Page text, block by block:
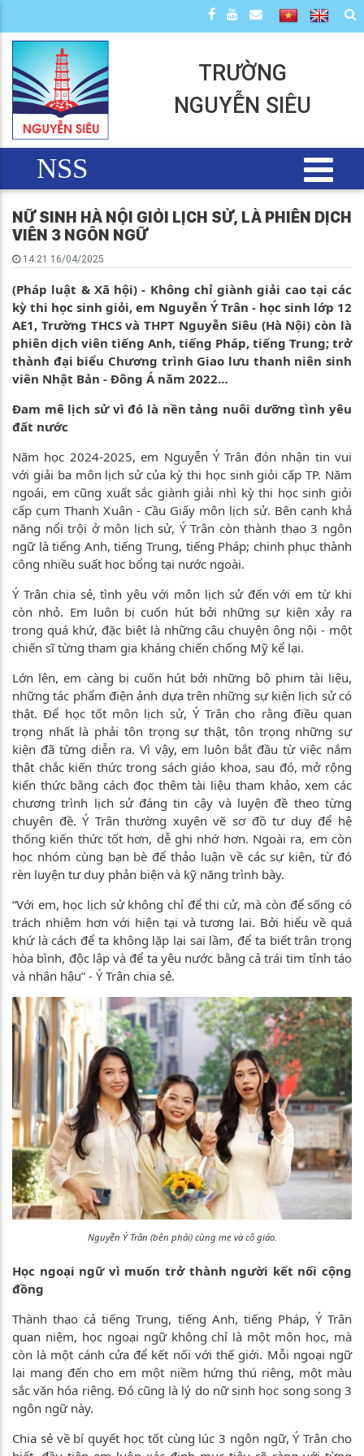
TRƯỜNG
NGUYỄN SIÊU
NSS
NỮ SINH HÀ NỘI GIỎI LỊCH SỬ, LÀ PHIÊN DỊCH
VIÊN 3 NGÔN NGỮ
14:21 16/04/2025
(Pháp luật & Xã hội) - Không chỉ giành giải cao tại các
kỳ thi học sinh giỏi, em Nguyễn Ý Trân - học sinh lớp 12
AE1, Trường THCS và THPT Nguyễn Siêu (Hà Nội) còn là
phiên dịch viên tiếng Anh, tiếng Pháp, tiếng Trung; trở
thành đại biểu Chương trình Giao lưu thanh niên sinh
viên Nhật Bản - Đông Á năm 2022…
Đam mê lịch sử vì đó là nền tảng nuôi dưỡng tình yêu
đất nước
Năm học 2024-2025, em Nguyễn Ý Trân đón nhận tin vui
với giải ba môn lịch sử của kỳ thi học sinh giỏi cấp TP. Năm
ngoái, em cũng xuất sắc giành giải nhì kỳ thi học sinh giỏi
cấp cụm Thanh Xuân - Cầu Giấy môn lịch sử. Bên cạnh khả
năng nổi trội ở môn lịch sử, Ý Trân còn thành thạo 3 ngôn
ngữ là tiếng Anh, tiếng Trung, tiếng Pháp; chinh phục thành
công nhiều suất học bổng tại nước ngoài.
Ý Trân chia sẻ, tình yêu với môn lịch sử đến với em từ khi
còn nhỏ. Em luôn bị cuốn hút bởi những sự kiện xảy ra
trong quá khứ, đặc biệt là những câu chuyện ông nội - một
chiến sĩ từng tham gia kháng chiến chống Mỹ kể lại.
Lớn lên, em càng bị cuốn hút bởi những bộ phim tài liệu,
những tác phẩm điện ảnh dựa trên những sự kiện lịch sử có
thật. Để học tốt môn lịch sử, Ý Trân cho rằng điều quan
trọng nhất là phải tôn trọng sự thật, tôn trọng những sự
kiện đã từng diễn ra. Vì vậy, em luôn bắt đầu từ việc nắm
thật chắc kiến thức trong sách giáo khoa, sau đó, mở rộng
kiến thức bằng cách đọc thêm tài liệu tham khảo, xem các
chương trình lịch sử đáng tin cậy và luyện đề theo từng
chuyên đề. Ý Trân thường xuyên vẽ sơ đồ tư duy để hệ
thống kiến thức tốt hơn, dễ ghi nhớ hơn. Ngoài ra, em còn
học nhóm cùng bạn bè để thảo luận về các sự kiện, từ đó
rèn luyện tư duy phản biện và kỹ năng trình bày.
“Với em, học lịch sử không chỉ để thi cử, mà còn để sống có
trách nhiệm hơn với hiện tại và tương lai. Bởi hiểu về quá
khứ là cách để ta không lặp lại sai lầm, để ta biết trân trọng
hòa bình, độc lập và để ta yêu nước bằng cả trái tim tỉnh táo
và nhân hậu” - Ý Trân chia sẻ.
Nguyễn Ý Trân (bên phải) cùng mẹ và cô giáo.
Học ngoại ngữ vì muốn trở thành người kết nối cộng
đồng
Thành thạo cả tiếng Trung, tiếng Anh, tiếng Pháp, Ý Trân
quan niệm, học ngoại ngữ không chỉ là một môn học, mà
còn là một cánh cửa để kết nối với thế giới. Mỗi ngoại ngữ
lại mang đến cho em một niềm hứng thú riêng, một màu
sắc văn hóa riêng. Đó cũng là lý do nữ sinh học song song 3
ngôn ngữ này.
Chia sẻ về bí quyết học tốt cùng lúc 3 ngôn ngữ, Ý Trân cho